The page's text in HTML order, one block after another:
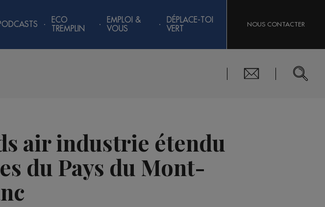
ECO
TREMPLIN
EMPLOI &
VOUS
DÉPLACE-TOI
VERT
NOUS CONTACTER
air industrie étendu
du Pays du Mont-